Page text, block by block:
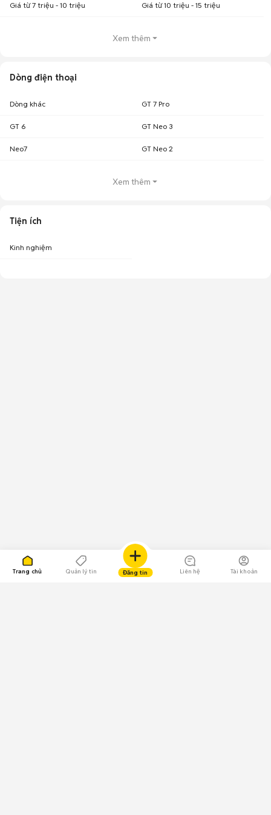
Trang chủ Quản lý tin Đăng tin Liên hệ Tài khoản
Giá từ 7 triệu - 10 triệu Giá từ 10 triệu - 15 triệu
Xem thêm
Dòng điện thoại
Dòng khác GT 7 Pro
GT 6 GT Neo 3
Neo7 GT Neo 2
Xem thêm
Tiện ích
Kinh nghiệm